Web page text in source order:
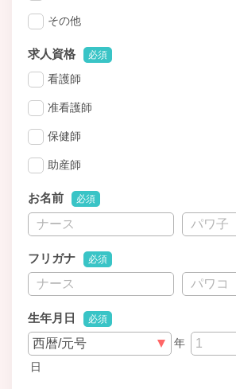
その他
求人資格 必須
看護師
准看護師
保健師
助産師
お名前 必須
フリガナ 必須
生年月日 必須
年
日